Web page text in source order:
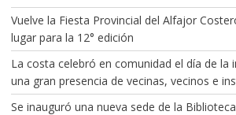
Vuelve la Fiesta Provincial del Alfajor
lugar para la 12° edición
La costa celebró en comunidad el día de la
una gran presencia de vecinas, vecinos e
Se inauguró una nueva sede de la